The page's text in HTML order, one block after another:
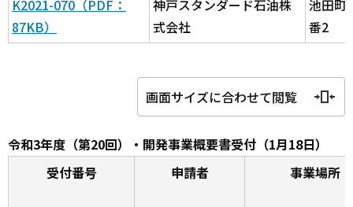
K2021-070（PDF：
87KB）
神戸スタンダード石油株
式会社
池田町
番2
画面サイズに合わせて閲覧
令和3年度（第20回）・開発事業概要書受付（1月18日）
受付番号
申請者 事業場所